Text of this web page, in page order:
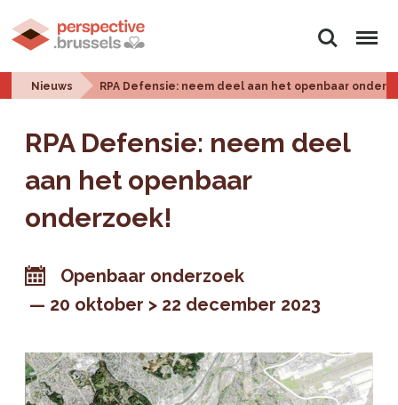
Zoeken Menu
Nieuws RPA Defensie: neem deel aan het openbaar
RPA Defensie: neem deel
aan het openbaar
onderzoek!
Openbaar onderzoek
20 oktober > 22 december 2023